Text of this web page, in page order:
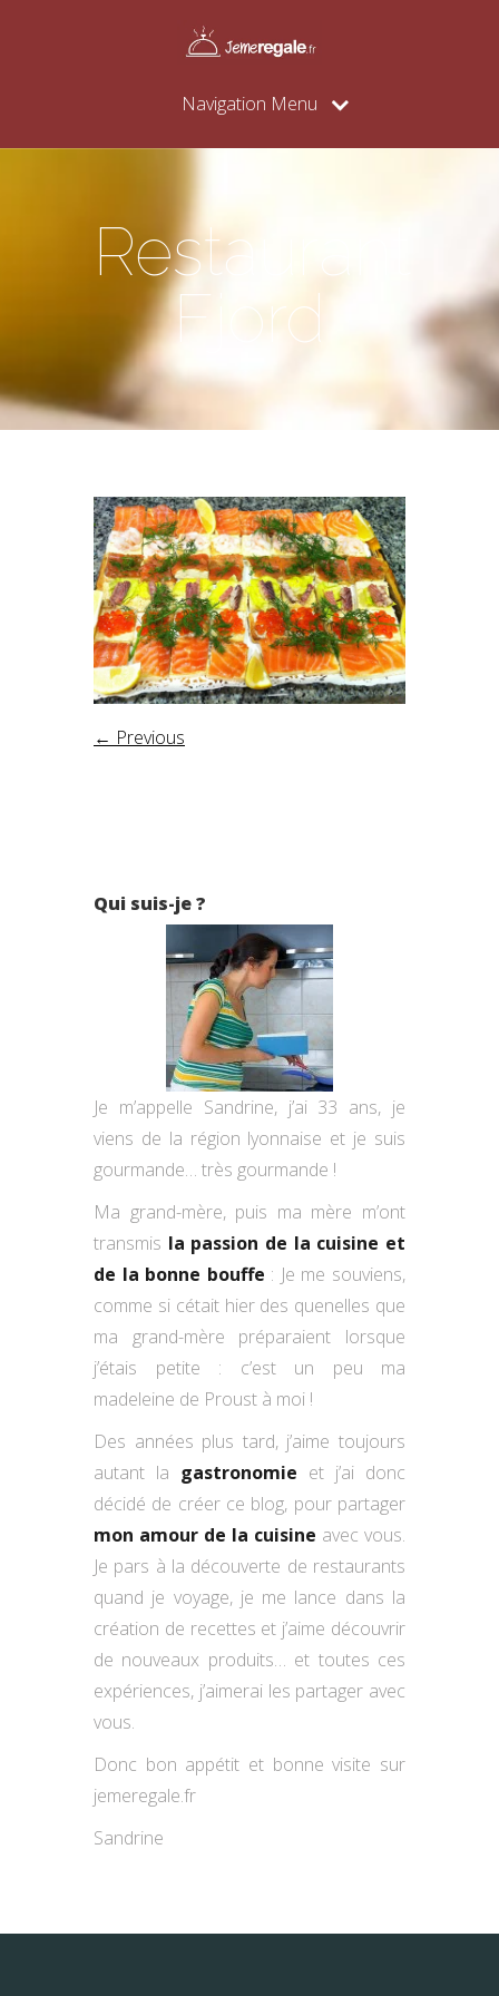
Navigation Menu
Restaurant
Fjord
← Previous
Qui suis-je ?
Je m’appelle Sandrine, j’ai 33 ans, je
viens de la région lyonnaise et je suis
gourmande… très gourmande !
Ma grand-mère, puis ma mère m’ont
transmis la passion de la cuisine et
de la bonne bouffe : Je me souviens,
comme si cétait hier des quenelles que
ma grand-mère préparaient lorsque
j’étais petite : c’est un peu ma
madeleine de Proust à moi !
Des années plus tard, j’aime toujours
autant la gastronomie et j’ai donc
décidé de créer ce blog, pour partager
mon amour de la cuisine avec vous.
Je pars à la découverte de restaurants
quand je voyage, je me lance dans la
création de recettes et j’aime découvrir
de nouveaux produits… et toutes ces
expériences, j’aimerai les partager avec
vous.
Donc bon appétit et bonne visite sur
jemeregale.fr
Sandrine